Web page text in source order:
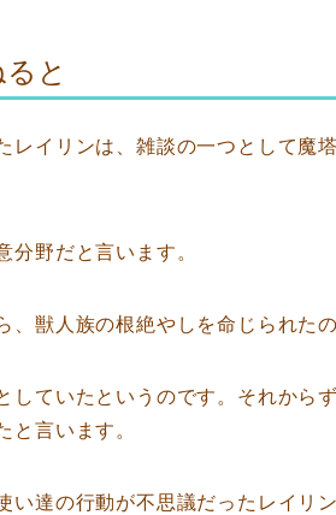
と
レイリンは、雑談の一つとして魔
分野だと言います。
、獣人族の根絶やしを命じられた
していたというのです。それから
と言います。
い達の行動が不思議だったレイリ